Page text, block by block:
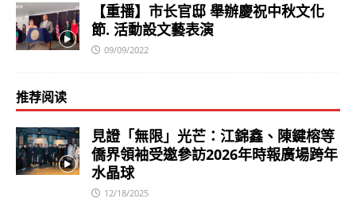
【重播】市长官邸 舉辦慶祝中秋文化
節. 活動設文藝表演
09/09/2022
推荐阅读
見證「無限」光芒：江錦鑫、陳鍵榕等
僑界領袖受邀參訪2026年時報廣場跨年
水晶球
12/18/2025